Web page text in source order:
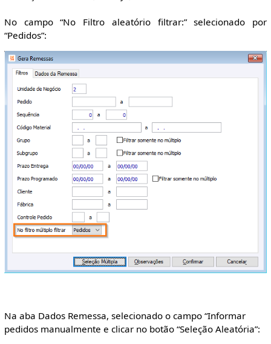
No campo “No Filtro aleatório filtrar:” selecionado por
“Pedidos”:
Na aba Dados Remessa, selecionado o campo “Informar
pedidos manualmente e clicar no botão “Seleção Aleatória”: